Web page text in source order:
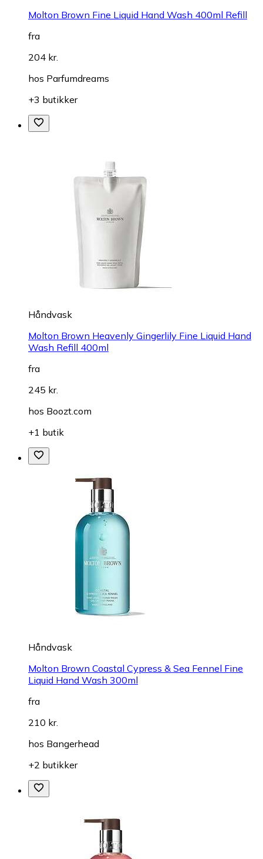
Molton Brown Fine Liquid Hand Wash 400ml Refill
fra
204 kr.
hos Parfumdreams
+3 butikker
Håndvask
Molton Brown Heavenly Gingerlily Fine Liquid Hand
Wash Refill 400ml
fra
245 kr.
hos Boozt.com
+1 butik
Håndvask
Molton Brown Coastal Cypress & Sea Fennel Fine
Liquid Hand Wash 300ml
fra
210 kr.
hos Bangerhead
+2 butikker